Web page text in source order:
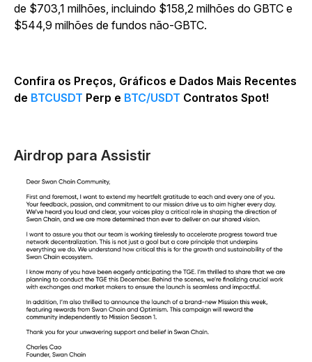
de $703,1 milhões, incluindo $158,2 milhões do GBTC e
$544,9 milhões de fundos não-GBTC.
Confira os Preços, Gráficos e Dados Mais Recentes
de BTCUSDT Perp e BTC/USDT Contratos Spot!
Airdrop para Assistir